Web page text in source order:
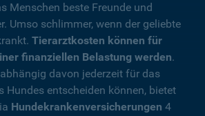
Menschen beste Freunde und
Umso schlimmer, wenn der geliebte
Tierarztkosten können für
finanziellen Belastung werden.
davon jederzeit für das
Hundes entscheiden können, bietet
Hundekrankenversicherungen 4